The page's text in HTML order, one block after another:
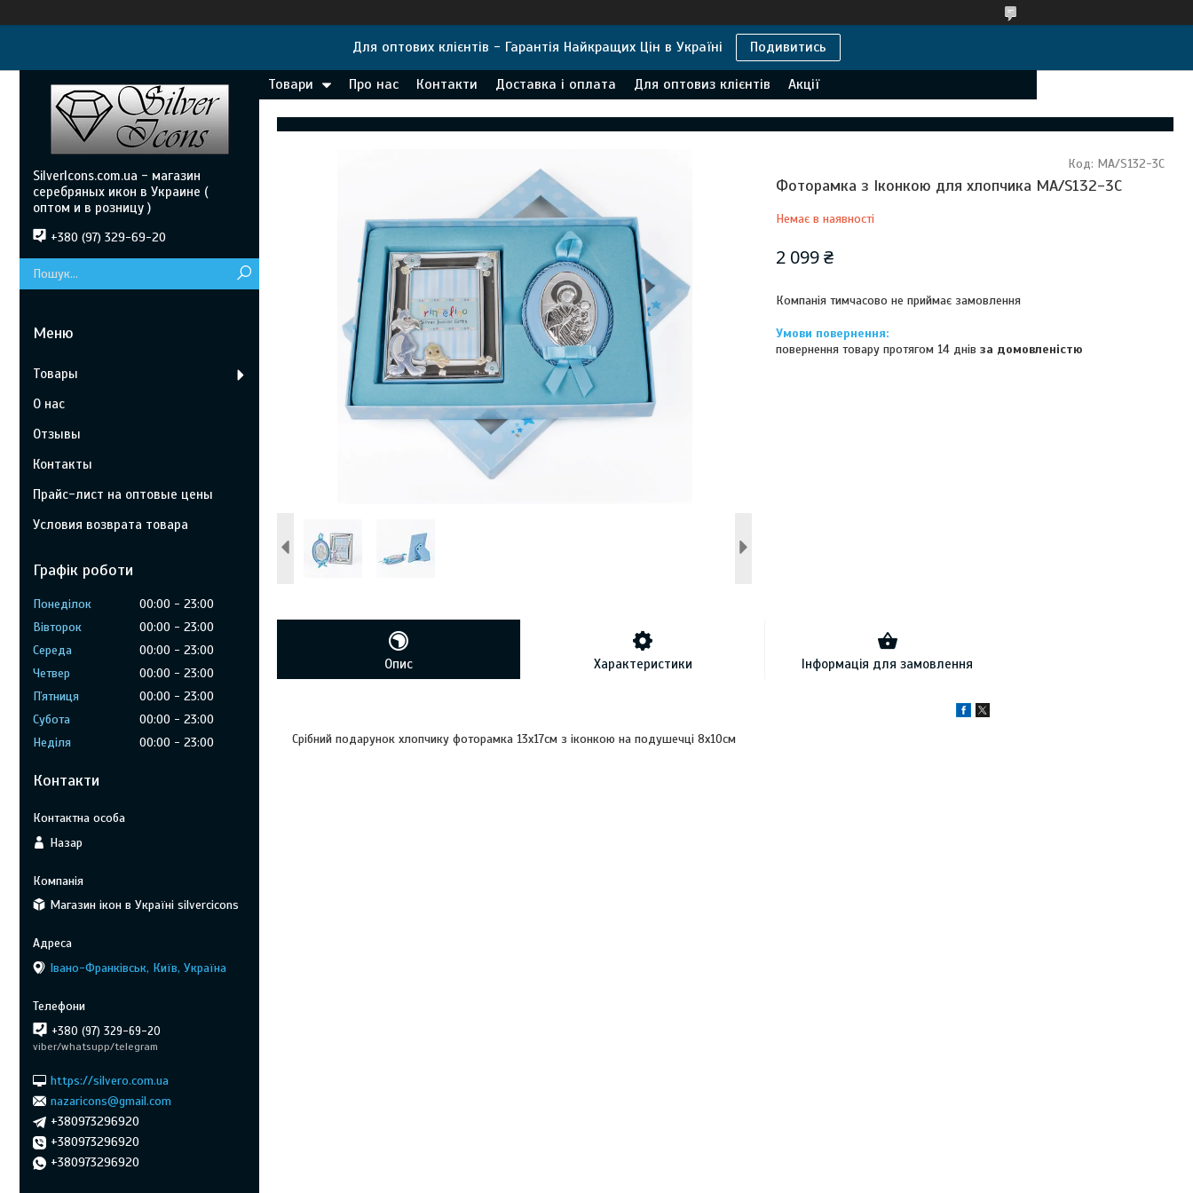
Для оптових клієнтів - Гарантія Найкращих Цін в Україні Подивитись
Товари Про нас Контакти Доставка і оплата Для оптовиз клієнтів Акції
Фоторамка з Іконкою для хлопчика MA/S132-3C
Немає в наявності
Код: MA/S132-3C
2 099 ₴
Компанія тимчасово не приймає замовлення
повернення товару протягом 14 днівза домовленістю
Опис Характеристики Інформація для замовлення
Срібний подарунок хлопчику фоторамка 13х17см з іконкою на подушечці 8x10см
SilverIcons.com.ua - магазин
серебряных икон в Украине (
оптом и в розницу )
+380 (97) 329-69-20
Товары
О нас
Отзывы
Контакты
Прайс-лист на оптовые цены
Условия возврата товара
Графік роботи
Понеділок 00:00
23:00
Вівторок
00:00
23:00
Середа
00:00
23:00
Четвер
00:00
23:00
Пʼятниця
00:00
23:00
Субота
00:00
23:00
Неділя
00:00 23:00
Контакти
Назар
Магазин ікон в Україні silvercicons
Івано-Франківськ, Київ, Україна
+380 (97) 329-69-20
viber/whatsupp/telegram
https://silvero.com.ua
nazaricons@gmail.com
+380973296920
+380973296920
+380973296920